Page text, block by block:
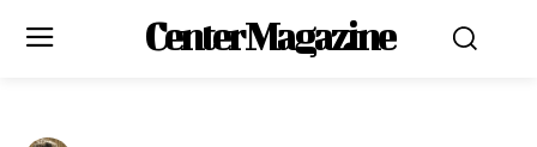
Center Magazine